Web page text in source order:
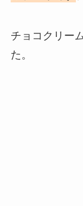
チョコクリー
た。